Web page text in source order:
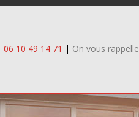
06 10 49 14 71 | On vous rappelle